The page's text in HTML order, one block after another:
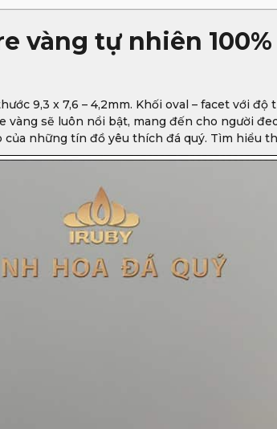
tự nhiên 100%
9,3 x 7,6 – 4,2mm. Khối oval – facet với
sẽ luôn nổi bật, mang đến cho người
những tín đồ yêu thích đá quý. Tìm hiểu